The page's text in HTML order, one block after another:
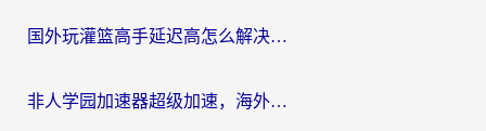
国外玩灌篮高手延迟高怎么解决？海外玩家国服游戏加速终极指南
非人学园加速器超级加速，海外玩家重返国服的通行证